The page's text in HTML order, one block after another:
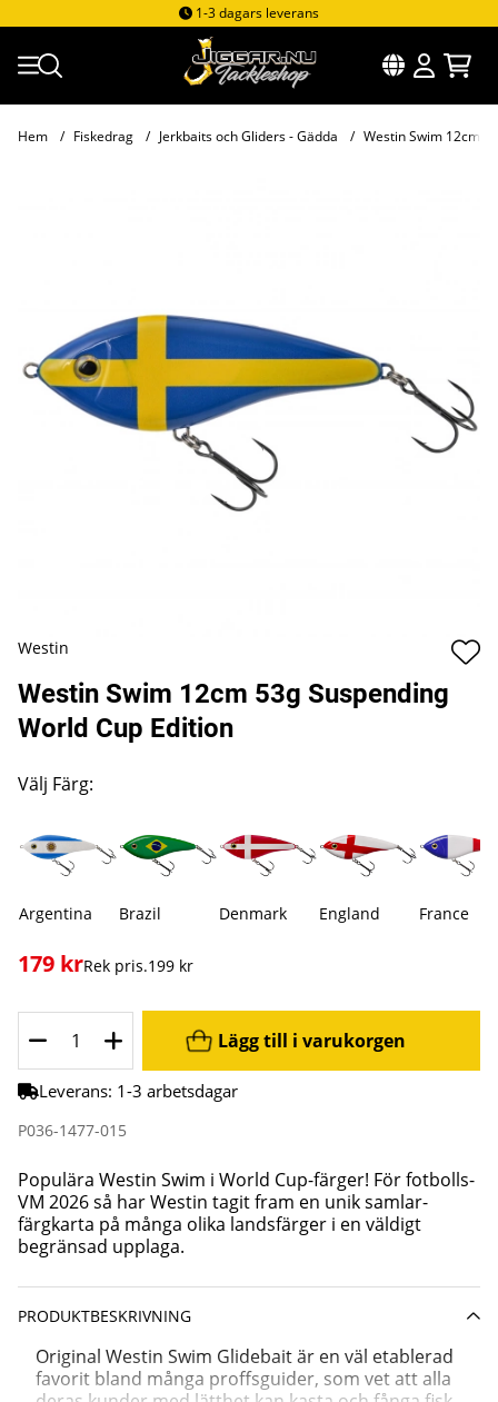
1-3 dagars leverans
Hem Fiskedrag Jerkbaits och Gliders - Gädda Westin Swim 12cm
Westin
Westin Swim 12cm 53g Suspending
World Cup Edition
Populära Westin Swim i World Cup-färger! För fotbolls-
VM 2026 så har Westin tagit fram en unik samlar-
färgkarta på många olika landsfärger i en väldigt
begränsad upplaga.
179 krRek pris.199 kr
Välj Färg:
Argentina Brazil Denmark England France
Lägg till i varukorgen
Leverans: 1-3 arbetsdagar
P036-1477-015
PRODUKTBESKRIVNING
Original Westin Swim Glidebait är en väl etablerad
favorit bland många proffsguider, som vet att alla